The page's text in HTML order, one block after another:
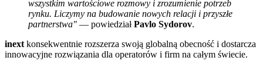
wszystkim wartościowe rozmowy i zrozumienie potrzeb
rynku. Liczymy na budowanie nowych relacji i przyszłe
partnerstwa" — powiedziałPavlo Sydorov.
inext konsekwentnie rozszerza swoją globalną obecność i dostarcza
innowacyjne rozwiązania dla operatorów i firm na całym świecie.